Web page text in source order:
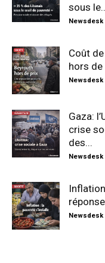
sous
Newsdesk
Coût
hors de
Newsdesk
Gaza:
crise
des...
Newsdesk
Newsdesk